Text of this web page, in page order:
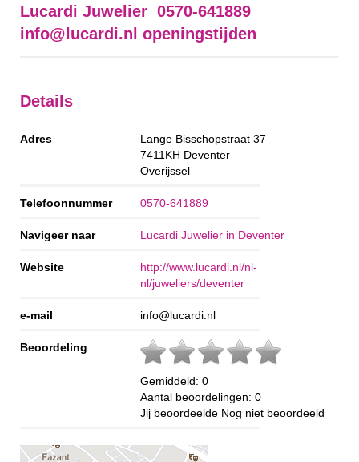
Lucardi Juwelier 0570-641889
info@lucardi.nl openingstijden
Details
Adres
Lange Bisschopstraat 37
7411KH Deventer
Overijssel
Telefoonnummer 0570-641889
Navigeer naar Lucardi Juwelier in Deventer
Website
http://www.lucardi.nl/nl-
nl/juweliers/deventer
e-mail info@lucardi.nl
Beoordeling
Gemiddeld: 0
Aantal beoordelingen: 0
Jij beoordeelde Nog niet beoordeeld